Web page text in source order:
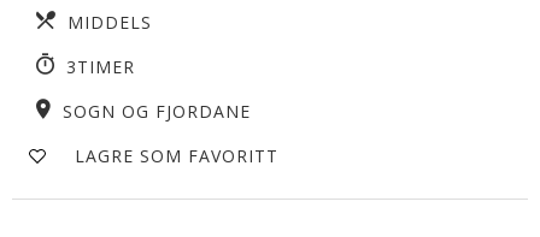
MIDDELS
3TIMER
SOGN OG FJORDANE
LAGRE SOM FAVORITT